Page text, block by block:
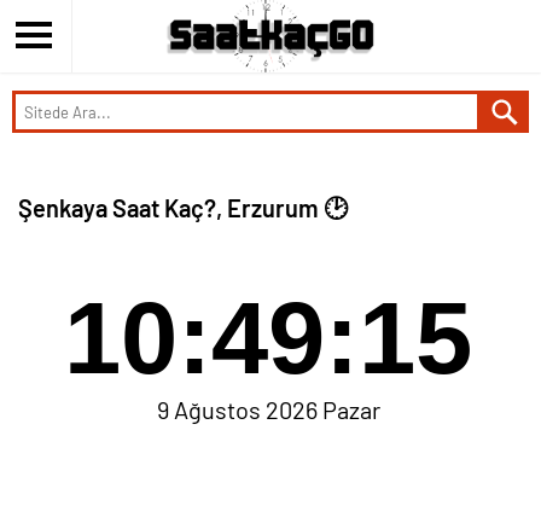
Şenkaya Saat Kaç?, Erzurum 🕑
10:49:15
9 Ağustos 2026 Pazar